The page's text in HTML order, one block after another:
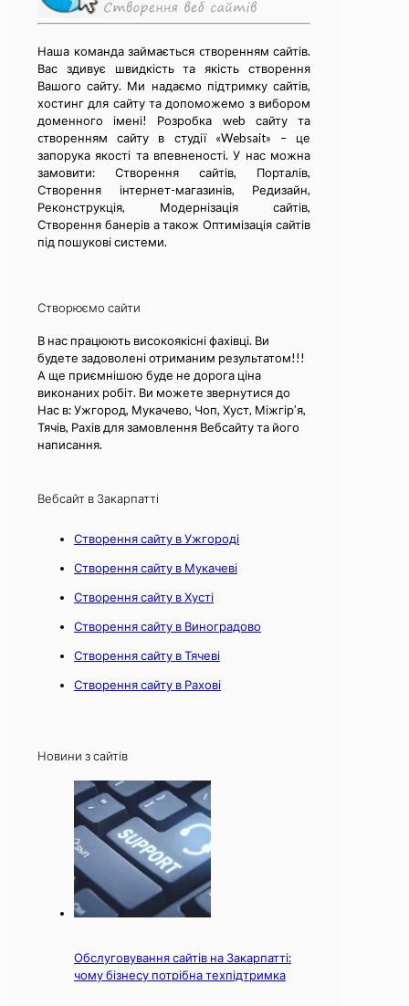
Наша команда займається cтворенням сайтів.
Вас здивує швидкість та якість створення
Вашого сайту. Ми надаємо підтримку сайтів,
хостинг для сайту та допоможемо з вибором
доменного імені! Розробка web сайту та
cтворенням сайту в студії «Websait» – це
запорука якості та впевненості. У нас можна
замовити: Створення сайтів, Порталів,
Створення інтернет-магазинів, Редизайн,
Реконструкція, Модернізація сайтів,
Створення банерів а також Оптимізація сайтів
під пошукові системи.
Створюємо сайти
В нас працюють високоякісні фахівці. Ви
будете задоволені отриманим результатом!!!
А ще приємнішою буде не дорога ціна
виконаних робіт. Ви можете звернутися до
Нас в: Ужгород, Мукачево, Чоп, Хуст, Міжгір’я,
Тячів, Рахів для замовлення Вебсайту та його
написання.
Вебсайт в Закарпатті
Створення сайту в Ужгороді
Створення сайту в Мукачеві
Створення сайту в Хусті
Створення сайту в Виноградово
Створення сайту в Тячеві
Створення сайту в Рахові
Новини з сайтів
Обслуговування сайтів на Закарпатті:
чому бізнесу потрібна техпідтримка